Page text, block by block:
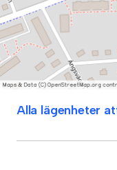
Alla lägenheter